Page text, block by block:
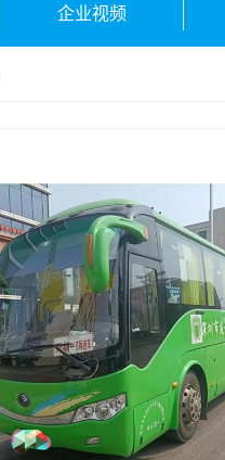
企业视频